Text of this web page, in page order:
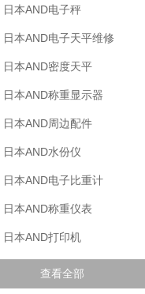
日本AND电子秤
日本AND电子天平维修
日本AND密度天平
日本AND称重显示器
日本AND周边配件
日本AND水份仪
日本AND电子比重计
日本AND称重仪表
日本AND打印机
查看全部